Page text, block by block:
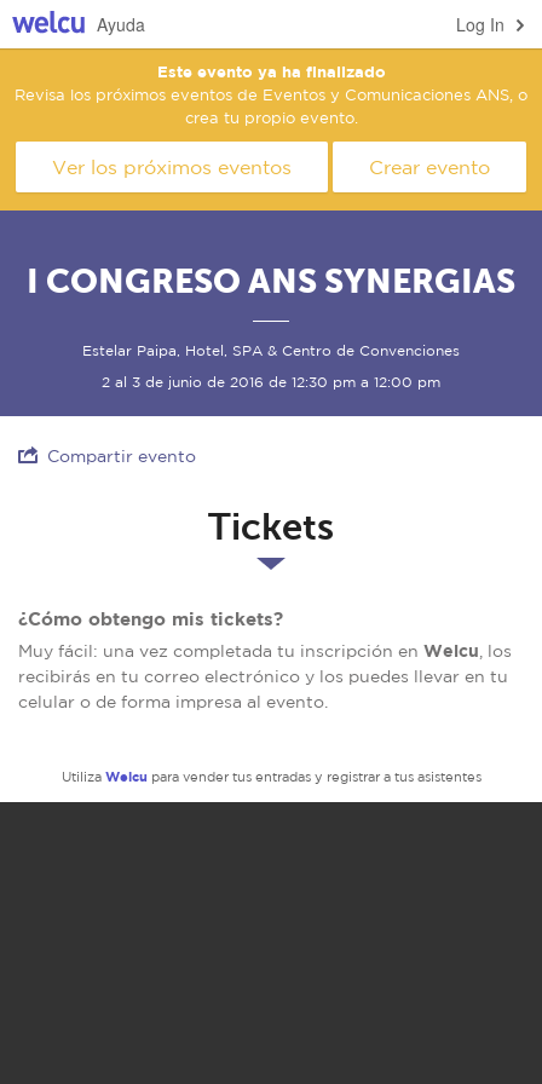
Log In
Ayuda
Este evento ya ha finalizado
Revisa los próximos eventos de Eventos y Comunicaciones ANS, o
crea tu propio evento.
Ver los próximos eventos Crear evento
I CONGRESO ANS SYNERGIAS
Estelar Paipa, Hotel, SPA & Centro de Convenciones
2 al 3 de junio de 2016 de 12:30 pm a 12:00 pm
Compartir evento
Tickets
¿Cómo obtengo mis tickets?
Muy fácil: una vez completada tu inscripción en Welcu , los
recibirás en tu correo electrónico y los puedes llevar en tu
celular o de forma impresa al evento.
Utiliza Welcu para vender tus entradas y registrar a tus asistentes